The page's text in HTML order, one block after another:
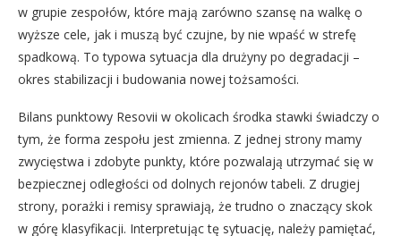
w grupie zespołów, które mają zarówno szansę na walkę o
wyższe cele, jak i muszą być czujne, by nie wpaść w strefę
spadkową. To typowa sytuacja dla drużyny po degradacji –
okres stabilizacji i budowania nowej tożsamości.
Bilans punktowy Resovii w okolicach środka stawki świadczy o
tym, że forma zespołu jest zmienna. Z jednej strony mamy
zwycięstwa i zdobyte punkty, które pozwalają utrzymać się w
bezpiecznej odległości od dolnych rejonów tabeli. Z drugiej
strony, porażki i remisy sprawiają, że trudno o znaczący skok
w górę klasyfikacji. Interpretując tę sytuację, należy pamiętać,